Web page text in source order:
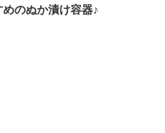
のぬか漬け容器♪